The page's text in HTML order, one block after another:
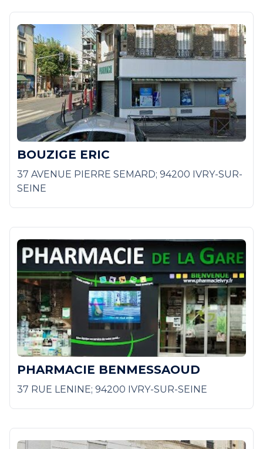
BOUZIGE ERIC
37 AVENUE PIERRE SEMARD; 94200 IVRY-SUR-
SEINE
PHARMACIE BENMESSAOUD
37 RUE LENINE; 94200 IVRY-SUR-SEINE